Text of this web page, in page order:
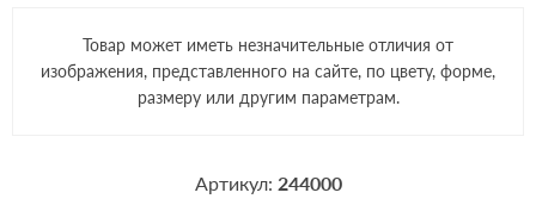
Товар может иметь незначительные отличия от
изображения, представленного на сайте, по цвету, форме,
размеру или другим параметрам.
Артикул: 244000